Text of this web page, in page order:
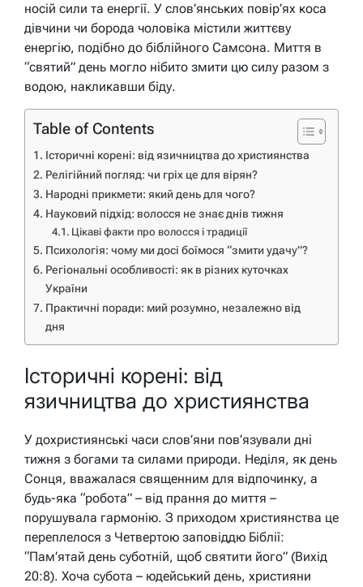
носій сили та енергії. У слов’янських повір’ях коса
дівчини чи борода чоловіка містили життєву
енергію, подібно до біблійного Самсона. Миття в
“святий” день могло нібито змити цю силу разом з
водою, накликавши біду.
Table of Contents
Історичні корені: від язичництва до християнства
Релігійний погляд: чи гріх це для вірян?
Народні прикмети: який день для чого?
Науковий підхід: волосся не знає днів тижня
Цікаві факти про волосся і традиції
Психологія: чому ми досі боїмося “змити удачу”?
Регіональні особливості: як в різних куточках
України
Практичні поради: мий розумно, незалежно від
дня
Історичні корені: від
язичництва до християнства
У дохристиянські часи слов’яни пов’язували дні
тижня з богами та силами природи. Неділя, як день
Сонця, вважалася священним для відпочинку, а
будь-яка “робота” – від прання до миття –
порушувала гармонію. З приходом християнства це
переплелося з Четвертою заповіддю Біблії:
“Пам’ятай день суботній, щоб святити його” (Вихід
20:8). Хоча субота – юдейський день, християни